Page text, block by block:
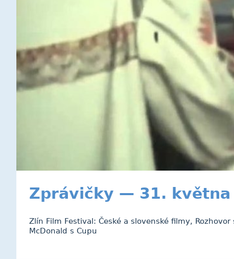
Zprávičky — 31. května
Zlín Film Festival: České a slovenské filmy, Rozhovor
McDonald s Cupu